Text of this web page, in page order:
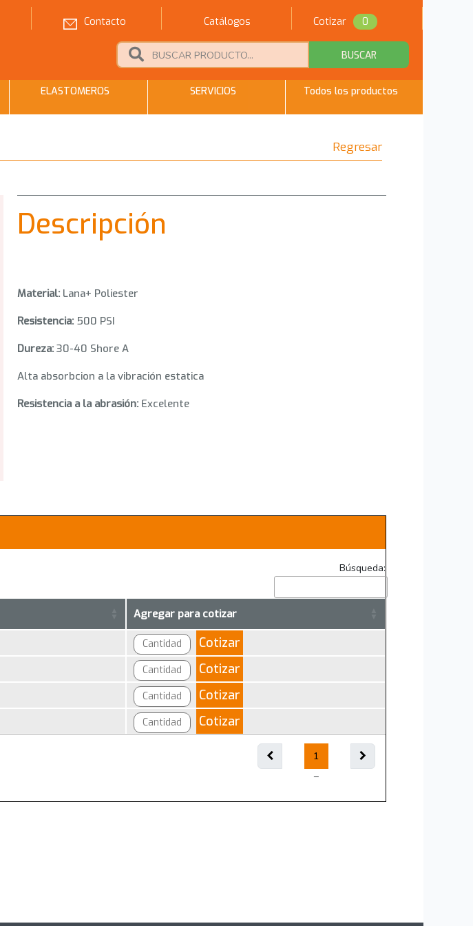
Cotizar 0
Catálogos
Contacto
BUSCAR
ELASTOMEROS SERVICIOS Todos los productos
Regresar
Descripción
Material: Lana+ Poliester
Resistencia: 500 PSI
Dureza: 30-40 Shore A
Alta absorbcion a la vibración estatica
Resistencia a la abrasión: Excelente
Búsqueda:
Agregar para cotizar
Cotizar
Cotizar
Cotizar
Cotizar
1